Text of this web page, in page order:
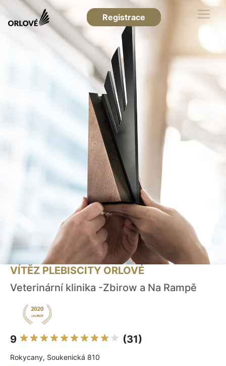
Registrace
VÍTĚZ PLEBISCITY ORLOVÉ
Veterinární klinika -Zbirow a Na Rampě
9 (31)
Rokycany, Soukenická 810